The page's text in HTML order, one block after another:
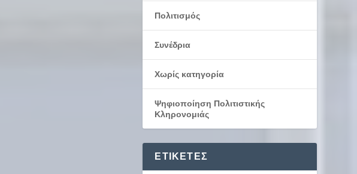
Πολιτισμός
Συνέδρια
Χωρίς κατηγορία
Ψηφιοποίηση Πολιτιστικής
Κληρονομιάς
ΕΤΙΚΈΤΕΣ